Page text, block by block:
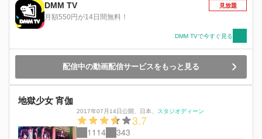
DMM TV
月額550円が14日間無料！
見放題
DMM TVで今すぐ見る
配信中の動画配信サービスをもっと見る
地獄少女 宵伽
2017年07月14日公開、 日本、 スタジオディーン
3.7
1114 343